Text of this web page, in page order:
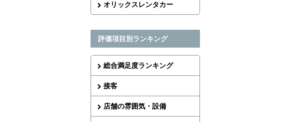
オリックスレンタカー
評価項目別ランキング
総合満足度ランキング
接客
店舗の雰囲気・設備